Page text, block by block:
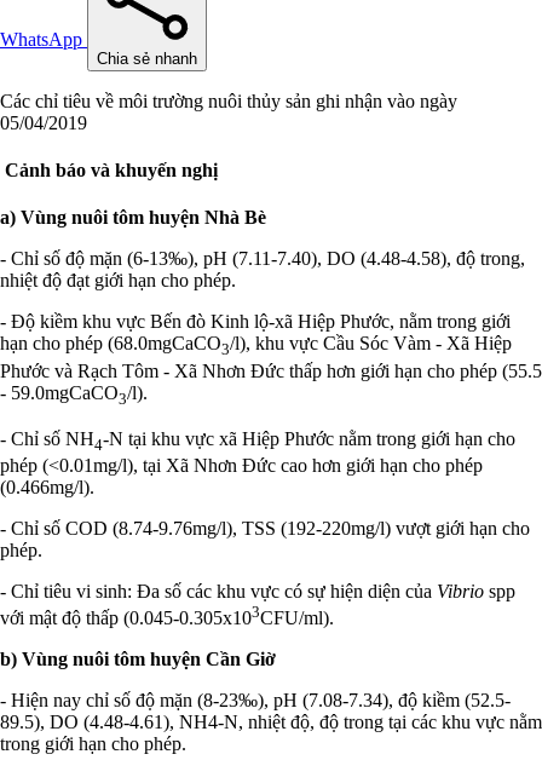
WhatsApp
Chia sẻ nhanh
Các chỉ tiêu về môi trường nuôi thủy sản ghi nhận vào ngày
05/04/2019
Cảnh báo và khuyến nghị
a) Vùng nuôi tôm huyện Nhà Bè
- Chỉ số độ mặn (6-13‰), pH (7.11-7.40), DO (4.48-4.58), độ trong,
nhiệt độ đạt giới hạn cho phép.
- Độ kiềm khu vực Bến đò Kinh lộ-xã Hiệp Phước, nằm trong giới
hạn cho phép (68.0mgCaCO3/l), khu vực Cầu Sóc Vàm - Xã Hiệp
Phước và Rạch Tôm - Xã Nhơn Đức thấp hơn giới hạn cho phép (55.5
- 59.0mgCaCO3/l).
- Chỉ số NH4-N tại khu vực xã Hiệp Phước nằm trong giới hạn cho
phép (<0.01mg/l), tại Xã Nhơn Đức cao hơn giới hạn cho phép
(0.466mg/l).
- Chỉ số COD (8.74-9.76mg/l), TSS (192-220mg/l) vượt giới hạn cho
phép.
- Chỉ tiêu vi sinh: Đa số các khu vực có sự hiện diện của Vibrio spp
với mật độ thấp (0.045-0.305x103CFU/ml).
b) Vùng nuôi tôm huyện Cần Giờ
- Hiện nay chỉ số độ mặn (8-23‰), pH (7.08-7.34), độ kiềm (52.5-
89.5), DO (4.48-4.61), NH4-N, nhiệt độ, độ trong tại các khu vực nằm
trong giới hạn cho phép.